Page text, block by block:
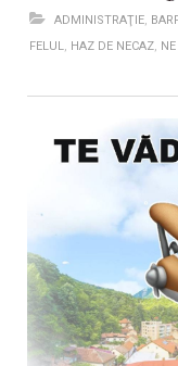
ADMINISTRAŢIE,
FELUL, HAZ DE NECAZ,